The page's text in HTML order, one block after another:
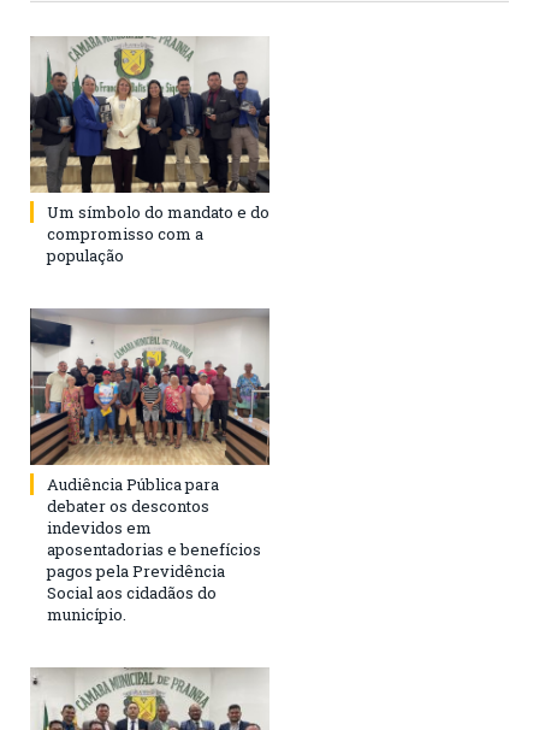
Um símbolo do mandato e do
compromisso com a
população
Audiência Pública para
debater os descontos
indevidos em
aposentadorias e benefícios
pagos pela Previdência
Social aos cidadãos do
município.